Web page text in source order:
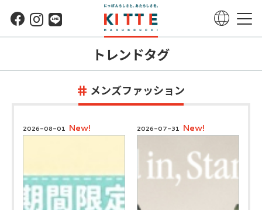
トレンドタグ
メンズファッション
2026-08-01 New! 2026-07-31 New!